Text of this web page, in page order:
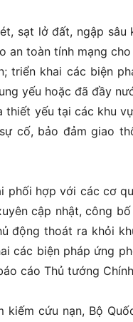
sạt lở đất, ngập sâu
an toàn tính mạng
triển khai các biện
yếu hoặc đã đầy
yếu tại các khu
cố, bảo đảm giao
phối hợp với các cơ
cập nhật, công
động thoát ra khỏi
các biện pháp ứng
cáo Thủ tướng
cứu nạn, Bộ